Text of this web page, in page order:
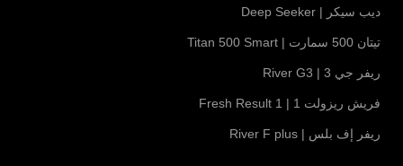
ديب سيكر | Deep Seeker
تيتان 500 سمارت | Titan 500 Smart
ريفر جي 3 | River G3
فريش ريزولت 1 | Fresh Result 1
ريفر إف بلس | River F plus